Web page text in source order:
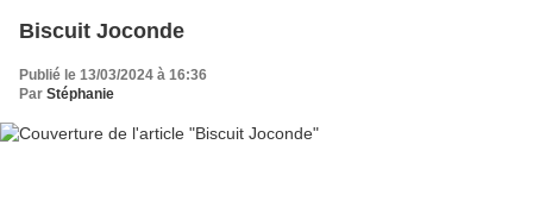
Biscuit Joconde
Publié le 13/03/2024 à 16:36
Par Stéphanie